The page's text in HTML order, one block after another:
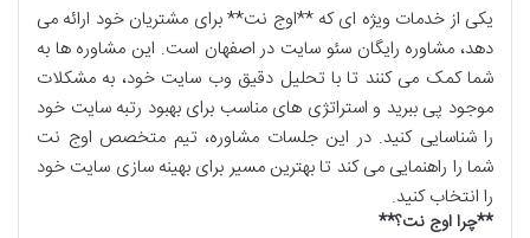
یکی از خدمات ویژه ای که **اوج نت** برای مشتریان خود ارائه می
دهد، مشاوره رایگان سئو سایت در اصفهان است. این مشاوره ها به
شما کمک می کنند تا با تحلیل دقیق وب سایت خود، به مشکلات
موجود پی ببرید و استراتژی های مناسب برای بهبود رتبه سایت خود
را شناسایی کنید. در این جلسات مشاوره، تیم متخصص اوج نت
شما را راهنمایی می کند تا بهترین مسیر برای بهینه سازی سایت خود
را انتخاب کنید.
**چرا اوج نت؟**